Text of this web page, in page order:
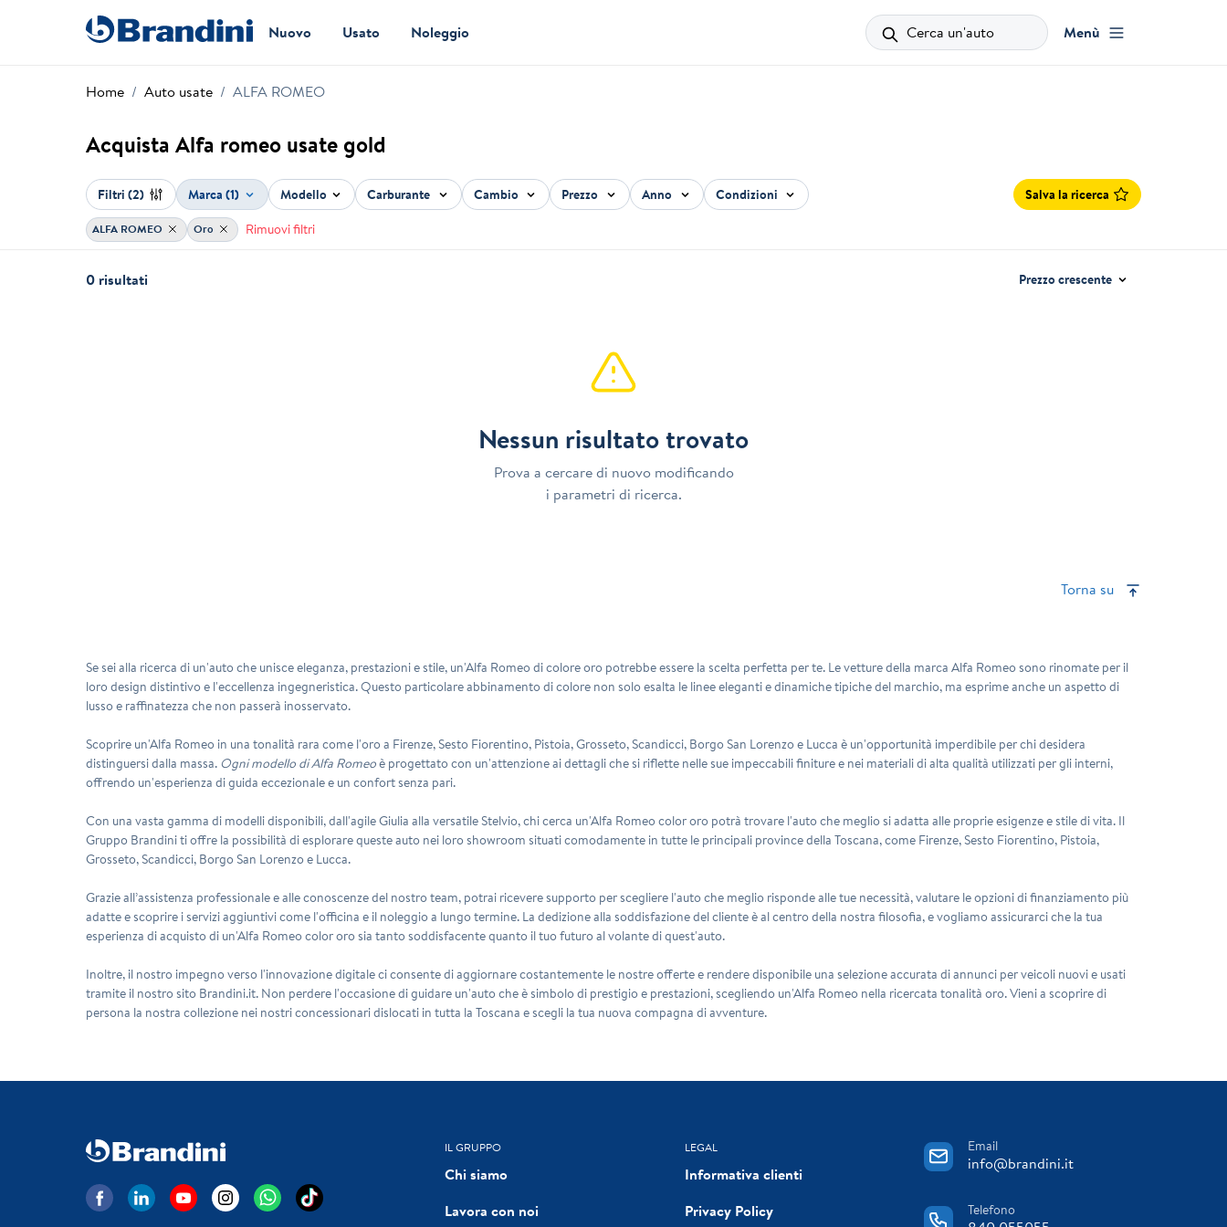
Nuovo Usato Noleggio Cerca un'auto Menù
Home Auto usate ALFA ROMEO
Acquista Alfa romeo usate gold
Filtri(2) Marca (1) Modello Carburante Cambio Prezzo Anno Condizioni Salva la ricerca
ALFA ROMEO Oro Rimuovi filtri
0 risultati Prezzo crescente
Nessun risultato trovato
Prova a cercare di nuovo modificando
i parametri di ricerca.
Torna su
Se sei alla ricerca di un'auto che unisce eleganza, prestazioni e stile, un'Alfa Romeo di colore oro potrebbe essere la scelta perfetta per te. Le vetture della marca Alfa Romeosono rinomate per il
loro design distintivo e l'eccellenza ingegneristica. Questo particolare abbinamento di colore non solo esalta le linee eleganti e dinamiche tipiche del marchio, ma esprime anche un aspetto di
lusso e raffinatezza che non passerà inosservato.
Scoprire un'Alfa Romeo in una tonalità rara come l'oro a Firenze, Sesto Fiorentino, Pistoia, Grosseto, Scandicci, Borgo San Lorenzo e Lucca è un'opportunità imperdibile per chi desidera
distinguersi dalla massa. Ogni modello di Alfa Romeoè progettato con un'attenzione ai dettagli che si riflette nelle sue impeccabili finiture e nei materiali di alta qualità utilizzati per gli interni,
offrendo un'esperienza di guida eccezionale e un confort senza pari.
Con una vasta gamma di modelli disponibili, dall'agile Giulia alla versatile Stelvio, chi cerca un'Alfa Romeo color oro potrà trovare l'auto che meglio si adatta alle proprie esigenze e stile di vita. Il
Gruppo Brandini ti offre la possibilità di esplorare queste auto nei loro showroom situati comodamente in tutte le principali province della Toscana, come Firenze, Sesto Fiorentino, Pistoia,
Grosseto, Scandicci, Borgo San Lorenzo e Lucca.
Grazie all’assistenza professionale e alle conoscenze del nostro team, potrai ricevere supporto per scegliere l'auto che meglio risponde alle tue necessità, valutare le opzioni di finanziamento più
adatte e scoprire i servizi aggiuntivi come l'officina e il noleggio a lungo termine. La dedizione alla soddisfazione del cliente è al centro della nostra filosofia, e vogliamo assicurarci che la tua
esperienza di acquisto di un'Alfa Romeo color oro sia tanto soddisfacente quanto il tuo futuro al volante di quest'auto.
Inoltre, il nostro impegno verso l'innovazione digitale ci consente di aggiornare costantemente le nostre offerte e rendere disponibile una selezione accurata di annunci per veicoli nuovi e usati
tramite il nostro sito Brandini.it. Non perdere l'occasione di guidare un'auto che è simbolo di prestigio e prestazioni, scegliendo un'Alfa Romeo nella ricercata tonalità oro. Vieni a scoprire di
persona la nostra collezione nei nostri concessionari dislocati in tutta la Toscana e scegli la tua nuova compagna di avventure.
IL GRUPPO
Chi siamo
Lavora con noi
LEGAL
Informativa clienti
Privacy Policy
Email
info@brandini.it
Telefono